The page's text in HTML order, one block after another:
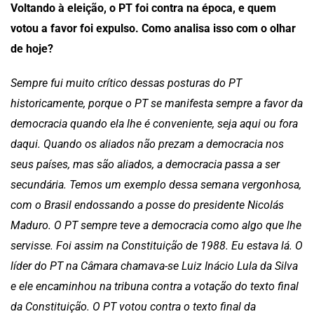
Voltando à eleição, o PT foi contra na época, e quem
votou a favor foi expulso. Como analisa isso com o olhar
de hoje?
Sempre fui muito crítico dessas posturas do PT
historicamente, porque o PT se manifesta sempre a favor da
democracia quando ela lhe é conveniente, seja aqui ou fora
daqui. Quando os aliados não prezam a democracia nos
seus países, mas são aliados, a democracia passa a ser
secundária. Temos um exemplo dessa semana vergonhosa,
com o Brasil endossando a posse do presidente Nicolás
Maduro. O PT sempre teve a democracia como algo que lhe
servisse. Foi assim na Constituição de 1988. Eu estava lá. O
líder do PT na Câmara chamava-se Luiz Inácio Lula da Silva
e ele encaminhou na tribuna contra a votação do texto final
da Constituição. O PT votou contra o texto final da